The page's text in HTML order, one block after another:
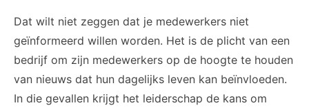
Dat wilt niet zeggen dat je medewerkers niet
geïnformeerd willen worden. Het is de plicht van een
bedrijf om zijn medewerkers op de hoogte te houden
van nieuws dat hun dagelijks leven kan beïnvloeden.
In die gevallen krijgt het leiderschap de kans om